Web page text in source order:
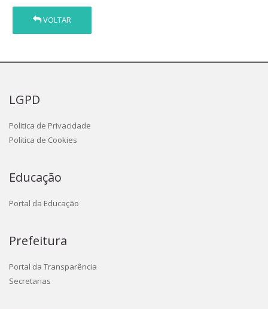
VOLTAR
LGPD
Politica de Privacidade
Politica de Cookies
Educação
Portal da Educação
Prefeitura
Portal da Transparência
Secretarias